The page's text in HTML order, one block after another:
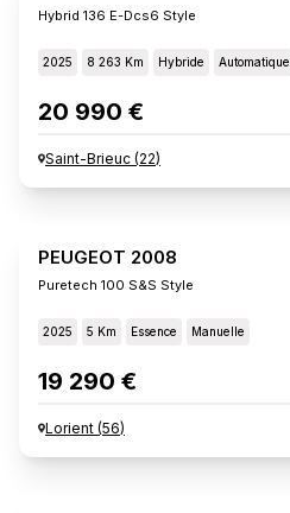
Hybrid 136 E-Dcs6 Style
2025 8 263 Km Hybride Automatique
20 990 €
Saint-Brieuc (22)
PEUGEOT 2008
Puretech 100 S&s Style
2025 5 Km Essence Manuelle
19 290 €
Lorient (56)